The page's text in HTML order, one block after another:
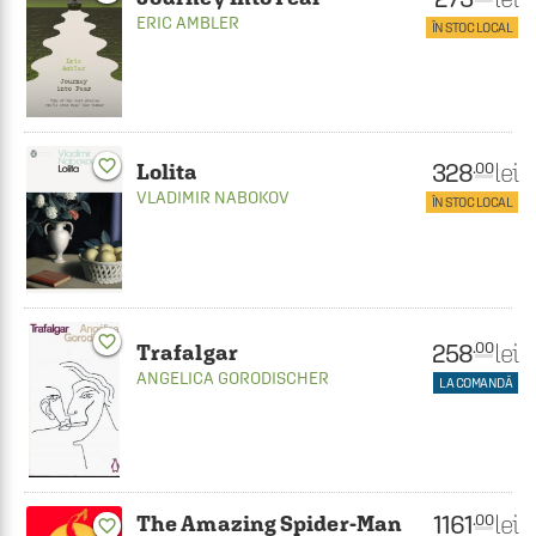
ERIC AMBLER ÎN STOC LOCAL
favorite_border Lolita
VLADIMIR NABOKOV
328.00 lei
ÎN STOC LOCAL
favorite_border Trafalgar
ANGELICA GORODISCHER
258.00 lei
LA COMANDĂ
favorite_border The Amazing Spider-Man 1161.00 lei